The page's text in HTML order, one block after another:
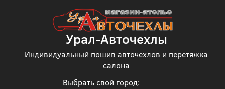
Выбрать свой город:
Урал-Авточехлы
Индивидуальный пошив авточехлов и перетяжка
салона